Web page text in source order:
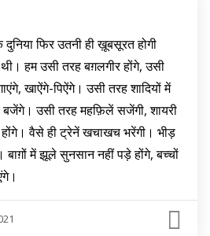
दुनिया फिर उतनी ही ख़ूबसूरत होगी
हम उसी तरह बग़लगीर होंगे, उसी
खाऐंगे-पिऐंगे। उसी तरह शादियों में
उसी तरह महफ़िलें सजेंगी, शायरी
होंगे। वैसे ही ट्रेनें खचाखच भरेंगी। भीड़
बाग़ों में झूले सुनसान नहीं पड़े होंगे, बच्चों